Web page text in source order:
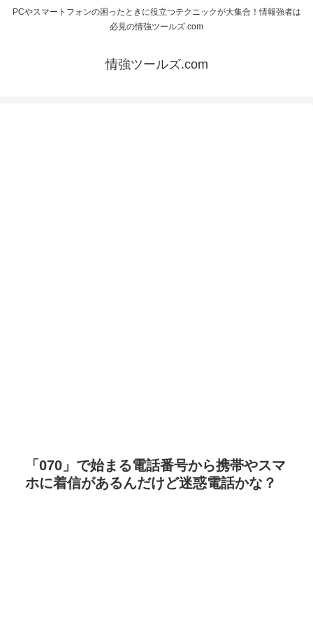
PCやスマートフォンの困ったときに役立つテクニックが大集合！情報強者は
必見の情強ツールズ.com
情強ツールズ.com
「070」で始まる電話番号から携帯やスマ
ホに着信があるんだけど迷惑電話かな？